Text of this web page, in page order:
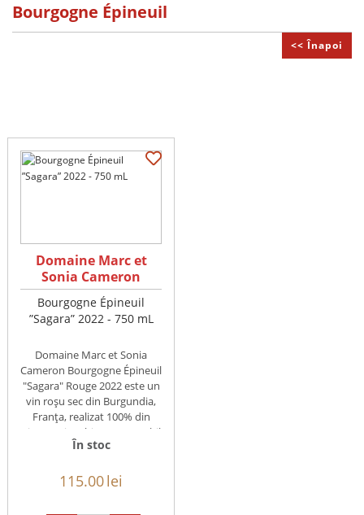
Bourgogne Épineuil
<< Înapoi
Domaine Marc et
Sonia Cameron
Bourgogne Épineuil
”Sagara” 2022 - 750 mL
Domaine Marc et Sonia
Cameron Bourgogne Épineuil
"Sagara" Rouge 2022 este un
vin roșu sec din Burgundia,
Franța, realizat 100% din
Pinot Noir cultivat sustenabil
și ...
În stoc
115.00lei